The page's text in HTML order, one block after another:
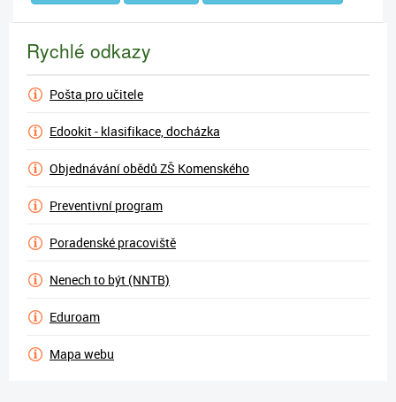
Rychlé odkazy
Pošta pro učitele
Edookit - klasifikace, docházka
Objednávání obědů ZŠ Komenského
Preventivní program
Poradenské pracoviště
Nenech to být (NNTB)
Eduroam
Mapa webu